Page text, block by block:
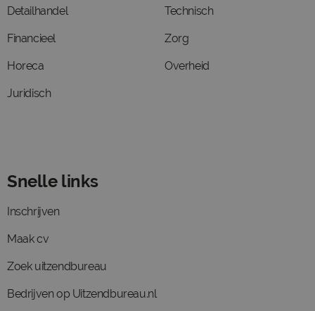
Detailhandel
Financieel
Horeca
Juridisch
Technisch
Zorg
Overheid
Snelle links
Inschrijven
Maak cv
Zoek uitzendbureau
Bedrijven op Uitzendbureau.nl